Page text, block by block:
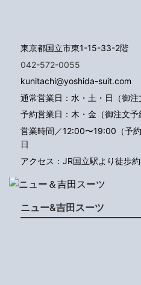
東京都国立市東1-15-33-2階
042-572-0055
kunitachi@yoshida-suit.com
通常営業日：水・土・日（御注
予約営業日：木・金（御注文予
営業時間／12:00〜19:00（予
日
アクセス：JR国立駅より徒歩
ニュー&吉田スーツ